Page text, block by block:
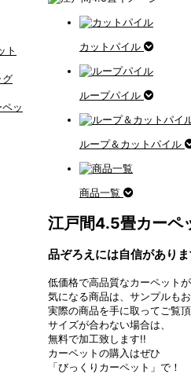
ト
グ
ッ
カットパイル
ループパイル
ループ＆カットパイル
商品一覧
江戸間4.5畳カーペ
品ぞろえには自信がありま
低価格で高品質なカーペット
気になる商品は、サンプルも
実際の商品を手に取ってご覧頂
サイズが合わない場合は、
無料で加工致します!!
カーペットの購入はぜひ
「びっくりカーペット」で！